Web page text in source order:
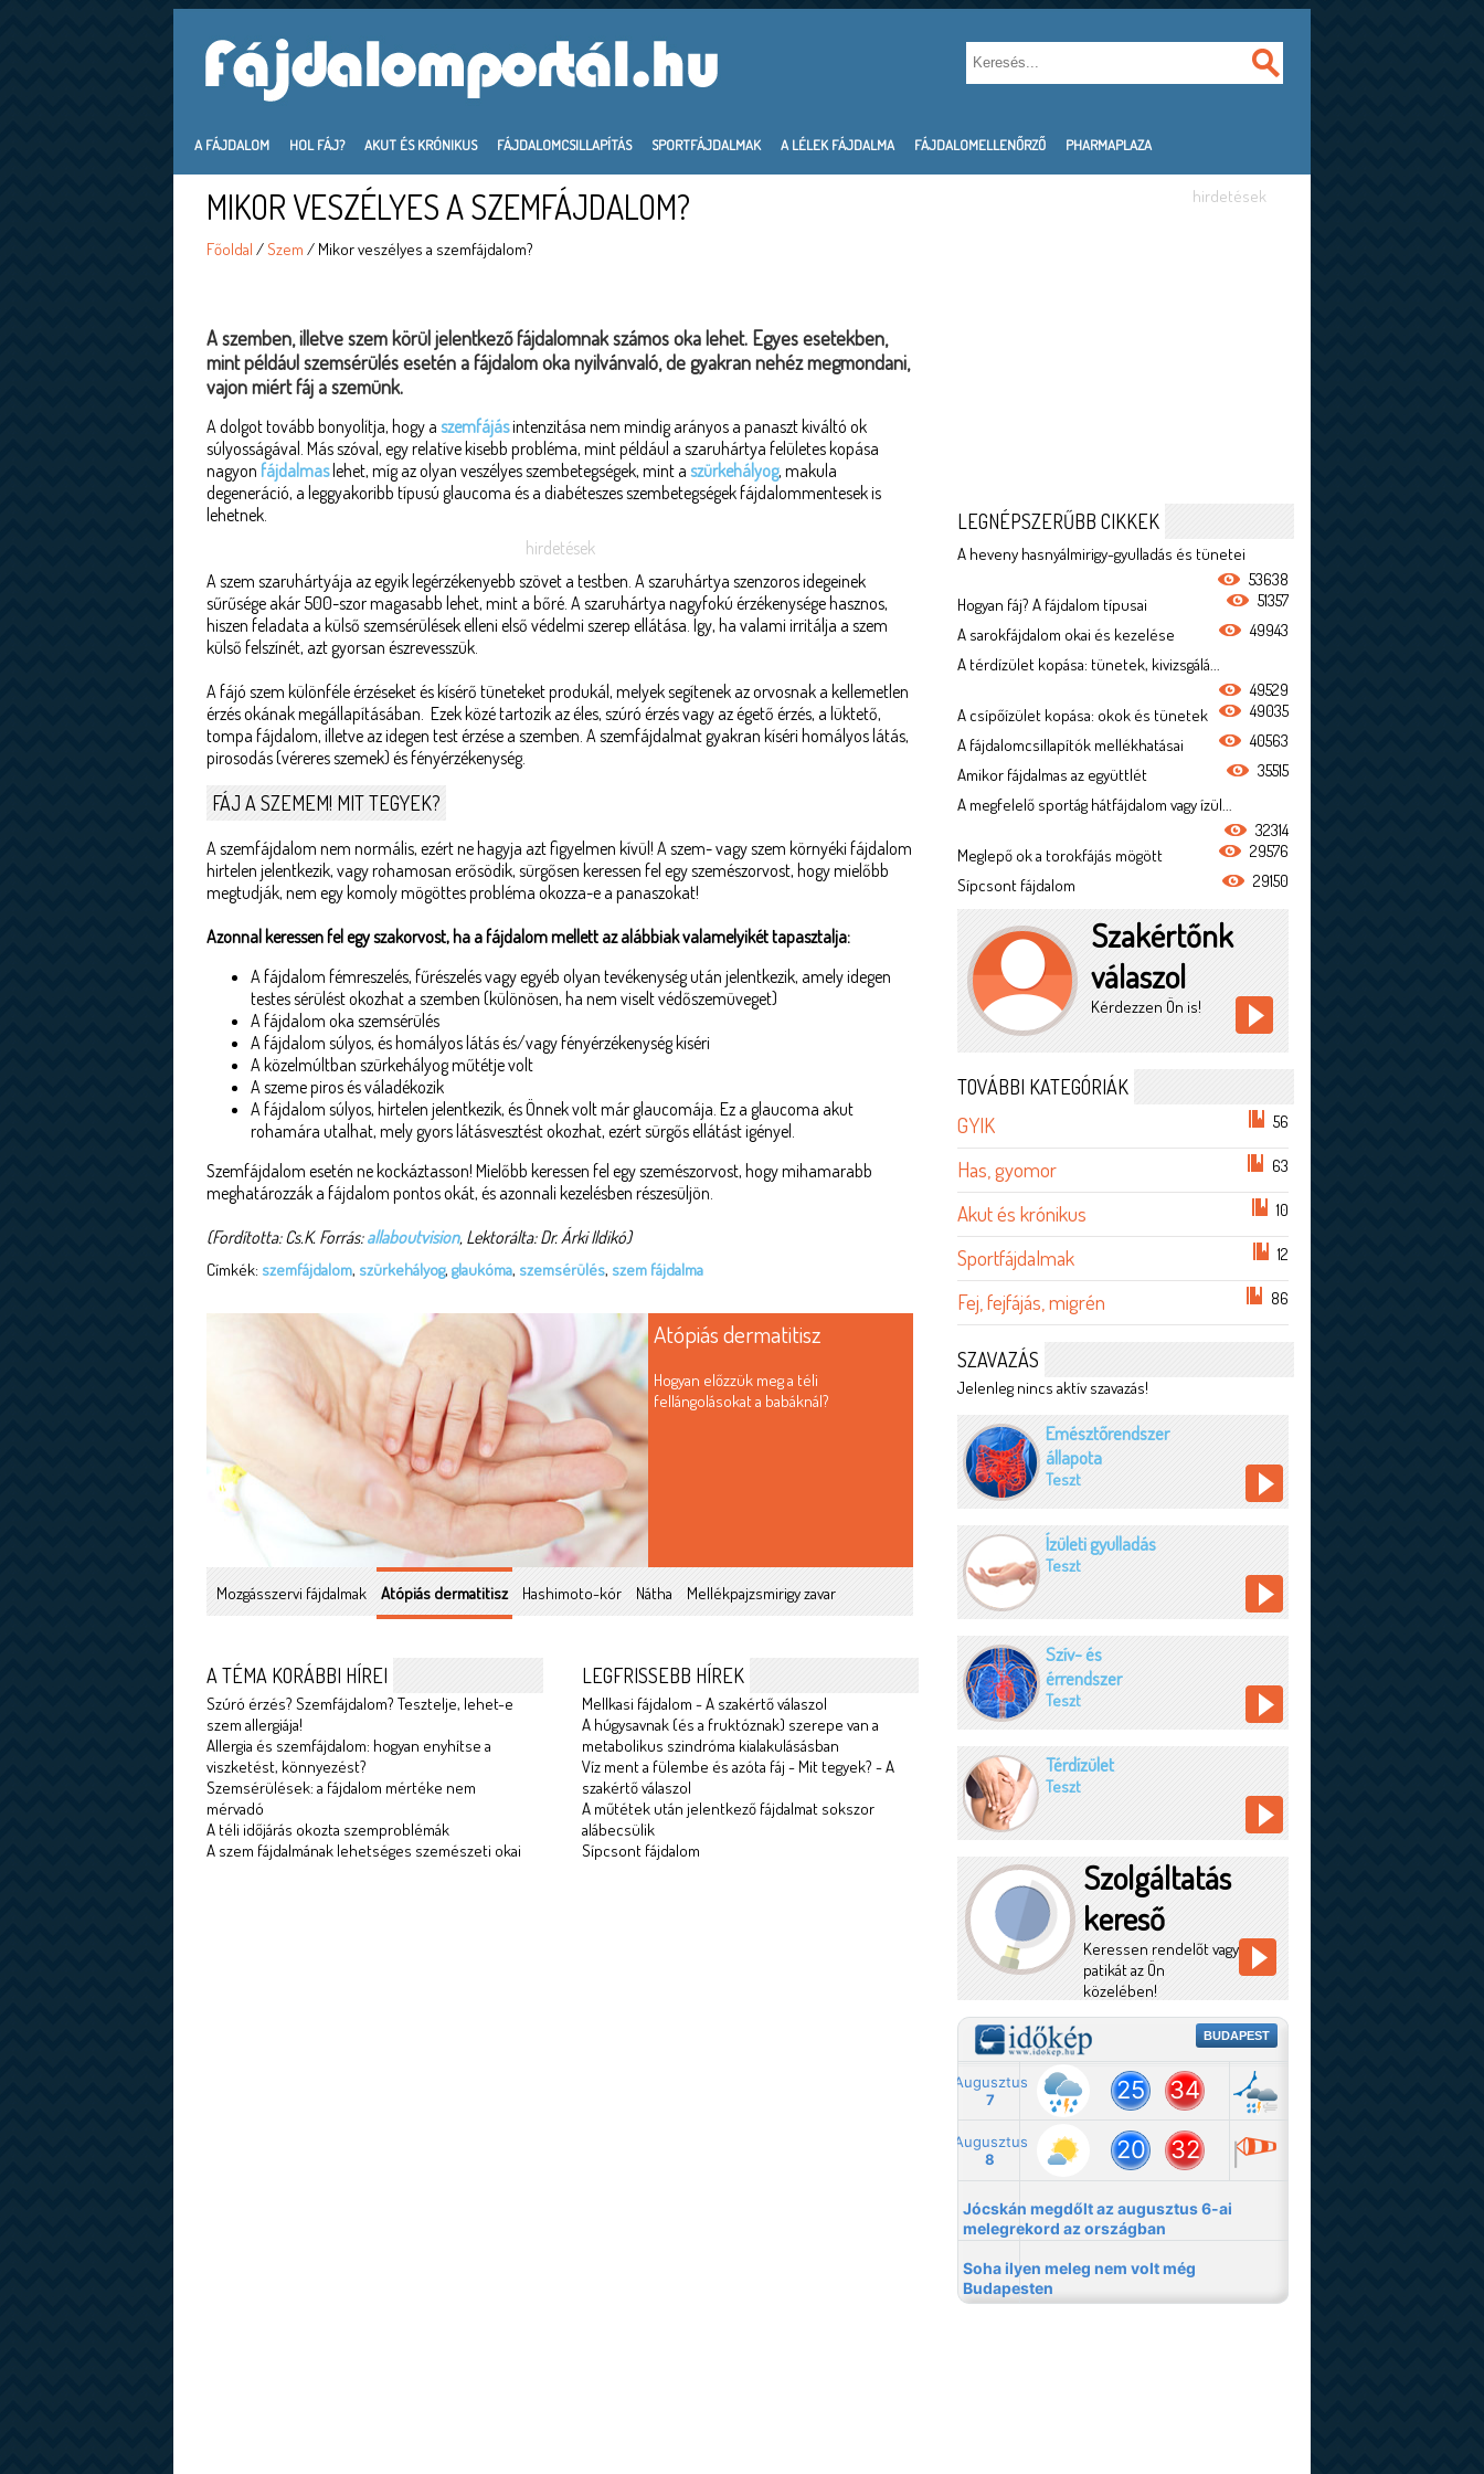
A FÁJDALOM HOL FÁJ? AKUT ÉS KRÓNIKUS FÁJDALOMCSILLAPÍTÁS SPORTFÁJDALMAK A LÉLEK FÁJDALMA FÁJDALOMELLENŐRZŐ PHARMAPLAZA
MIKOR VESZÉLYES A SZEMFÁJDALOM?
Főoldal /Szem / Mikor veszélyes a szemfájdalom?
A szemben, illetve szem körül jelentkező fájdalomnak számos oka lehet. Egyes esetekben,
mint például szemsérülés esetén a fájdalom oka nyilvánvaló, de gyakran nehéz megmondani,
vajon miért fáj a szemünk.
A dolgot tovább bonyolítja, hogy a szemfájásintenzitása nem mindig arányos a panaszt kiváltó ok
súlyosságával. Más szóval, egy relatíve kisebb probléma, mint például a szaruhártya felületes kopása
nagyon fájdalmaslehet, míg az olyan veszélyes szembetegségek, mint a szürkehályog, makula
degeneráció, a leggyakoribb típusú glaucoma és a diabéteszes szembetegségek fájdalommentesek is
lehetnek.
hirdetések
A szem szaruhártyája az egyik legérzékenyebb szövet a testben. A szaruhártya szenzoros idegeinek
sűrűsége akár 500-szor magasabb lehet, mint a bőré. A szaruhártya nagyfokú érzékenysége hasznos,
hiszen feladata a külső szemsérülések elleni első védelmi szerep ellátása. Így, ha valami irritálja a szem
külső felszínét, azt gyorsan észrevesszük.
A fájó szem különféle érzéseket és kísérő tüneteket produkál, melyek segítenek az orvosnak a kellemetlen
érzés okának megállapításában. Ezek közé tartozik az éles, szúró érzés vagy az égető érzés, a lüktető,
tompa fájdalom, illetve az idegen test érzése a szemben. A szemfájdalmat gyakran kíséri homályos látás,
pirosodás (véreres szemek) és fényérzékenység.
FÁJ A SZEMEM! MIT TEGYEK?
A szemfájdalom nem normális, ezért ne hagyja azt figyelmen kívül! A szem- vagy szem környéki fájdalom
hirtelen jelentkezik, vagy rohamosan erősödik, sürgősen keressen fel egy szemészorvost, hogy mielőbb
megtudják, nem egy komoly mögöttes probléma okozza-e a panaszokat!
Azonnal keressen fel egy szakorvost, ha a fájdalom mellett az alábbiak valamelyikét tapasztalja:
A fájdalom fémreszelés, fűrészelés vagy egyéb olyan tevékenység után jelentkezik, amely idegen
testes sérülést okozhat a szemben (különösen, ha nem viselt védőszemüveget)
A fájdalom oka szemsérülés
A fájdalom súlyos, és homályos látás és/vagy fényérzékenység kíséri
A közelmúltban szürkehályog műtétje volt
A szeme piros és váladékozik
A fájdalom súlyos, hirtelen jelentkezik, és Önnek volt már glaucomája. Ez a glaucoma akut
rohamára utalhat, mely gyors látásvesztést okozhat, ezért sürgős ellátást igényel.
Szemfájdalom esetén ne kockáztasson! Mielőbb keressen fel egy szemészorvost, hogy mihamarabb
meghatározzák a fájdalom pontos okát, és azonnali kezelésben részesüljön.
(Fordította: Cs.K. Forrás:allaboutvision, Lektorálta: Dr. Árki Ildikó)
Címkék: szemfájdalom, szürkehályog, glaukóma, szemsérülés, szem fájdalma
Atópiás dermatitisz
Hogyan előzzük meg a téli
fellángolásokat a babáknál?
Mozgásszervi fájdalmak Atópiás dermatitisz Hashimoto-kór Nátha Mellékpajzsmirigy zavar
A TÉMA KORÁBBI HÍREI
Szúró érzés? Szemfájdalom? Tesztelje, lehet-e
szem allergiája!
Allergia és szemfájdalom: hogyan enyhítse a
viszketést, könnyezést?
Szemsérülések: a fájdalom mértéke nem
mérvadó
A téli időjárás okozta szemproblémák
A szem fájdalmának lehetséges szemészeti okai
LEGFRISSEBB HÍREK
Mellkasi fájdalom - A szakértő válaszol
A húgysavnak (és a fruktóznak) szerepe van a
metabolikus szindróma kialakulásásban
Víz ment a fülembe és azóta fáj - Mit tegyek? - A
szakértő válaszol
A műtétek után jelentkező fájdalmat sokszor
alábecsülik
Sípcsont fájdalom
hirdetések
LEGNÉPSZERŰBB CIKKEK
A heveny hasnyálmirigy-gyulladás és tünetei
53638
Hogyan fáj? A fájdalom típusai
51357
A sarokfájdalom okai és kezelése
49943
A térdízület kopása: tünetek, kivizsgálá...
49529
A csípőízület kopása: okok és tünetek
49035
A fájdalomcsillapítók mellékhatásai
40563
Amikor fájdalmas az együttlét
35515
A megfelelő sportág hátfájdalom vagy ízül...
32314
Meglepő ok a torokfájás mögött
29576
Sípcsont fájdalom
29150
Szakértőnk
válaszol
Kérdezzen Ön is!
TOVÁBBI KATEGÓRIÁK
GYIK 56
Has, gyomor 63
Akut és krónikus 10
Sportfájdalmak 12
Fej, fejfájás, migrén 86
SZAVAZÁS
Jelenleg nincs aktív szavazás!
Emésztőrendszer
állapota
Teszt
Ízületi gyulladás
Teszt
Szív- és
érrendszer
Teszt
Térdízület
Teszt
Szolgáltatás
kereső
Keressen rendelőt vagy
patikát az Ön
közelében!